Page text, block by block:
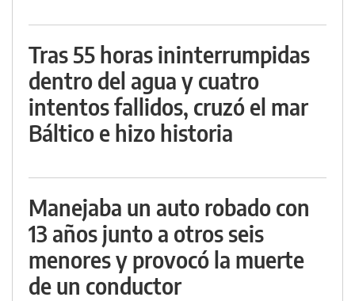
Tras 55 horas ininterrumpidas
dentro del agua y cuatro
intentos fallidos, cruzó el mar
Báltico e hizo historia
Manejaba un auto robado con
13 años junto a otros seis
menores y provocó la muerte
de un conductor